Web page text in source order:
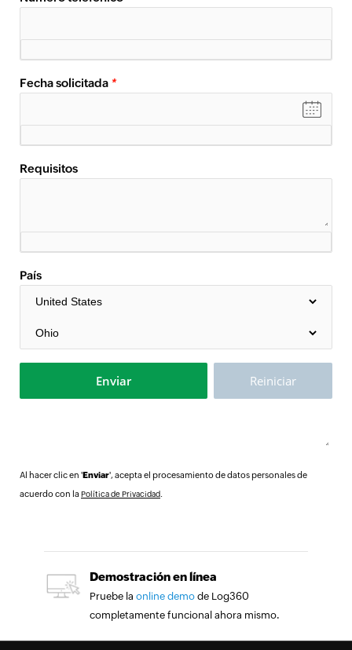
Fecha solicitada *
Requisitos
País
Al hacer clic en 'Enviar', acepta el procesamiento de datos personales de
acuerdo con la Política de Privacidad
Demostración en línea
Pruebe la online demo de Log360
completamente funcional ahora mismo.